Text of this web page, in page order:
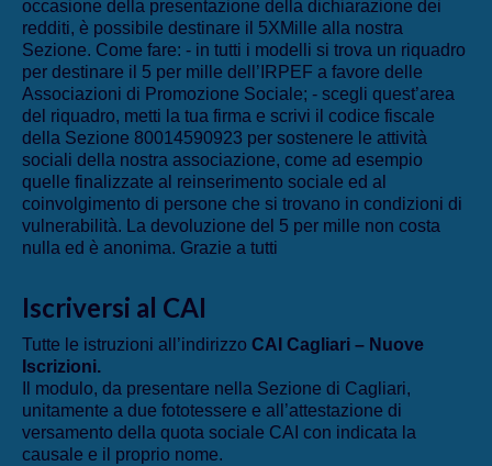
occasione della presentazione della dichiarazione dei
redditi, è possibile destinare il 5XMille alla nostra
Sezione. Come fare: - in tutti i modelli si trova un riquadro
per destinare il 5 per mille dell’IRPEF a favore delle
Associazioni di Promozione Sociale; - scegli quest’area
del riquadro, metti la tua firma e scrivi il codice fiscale
della Sezione 80014590923 per sostenere le attività
sociali della nostra associazione, come ad esempio
quelle finalizzate al reinserimento sociale ed al
coinvolgimento di persone che si trovano in condizioni di
vulnerabilità. La devoluzione del 5 per mille non costa
nulla ed è anonima. Grazie a tutti
Iscriversi al CAI
Tutte le istruzioni all’indirizzo CAI Cagliari – Nuove
Iscrizioni.
Il modulo, da presentare nella Sezione di Cagliari,
unitamente a due fototessere e all’attestazione di
versamento della quota sociale CAI con indicata la
causale e il proprio nome.